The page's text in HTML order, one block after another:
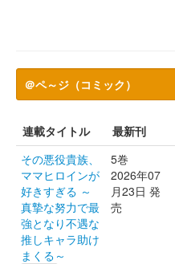
＠ペ～ジ（コミック）
連載タイトル 最新刊
その悪役貴族、
ママヒロインが
好きすぎる ～
真摯な努力で最
強となり不遇な
推しキャラ助け
まくる～
5巻
2026年07
月23日 発
売